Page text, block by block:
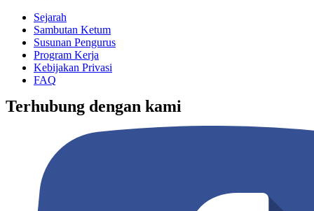
Sejarah
Sambutan Ketum
Susunan Pengurus
Program Kerja
Kebijakan Privasi
FAQ
Terhubung dengan kami